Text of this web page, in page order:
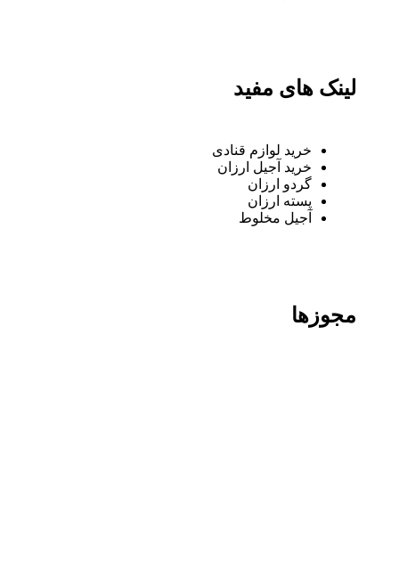
لینک های مفید
خرید لوازم قنادی
خرید آجیل ارزان
گردو ارزان
پسته ارزان
آجیل مخلوط
مجوزها